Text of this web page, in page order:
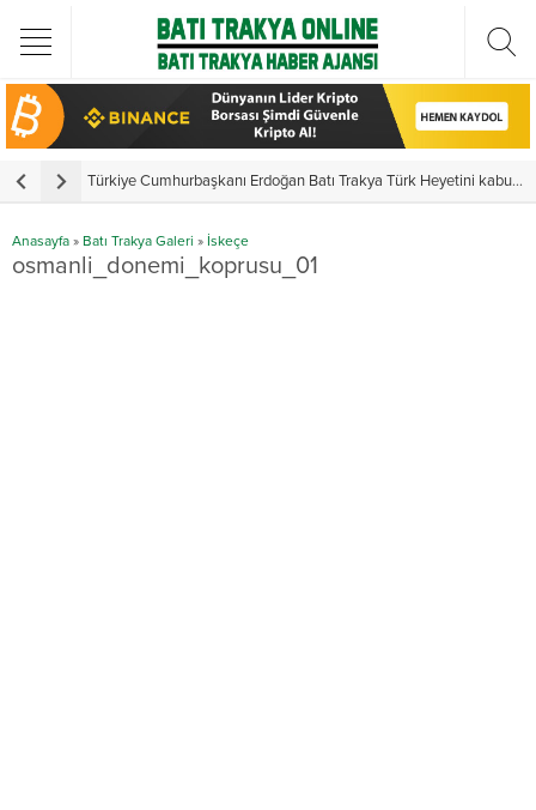
Türkiye Cumhurbaşkanı Erdoğan Batı Trakya Türk Heyetini kabul etti
Anasayfa » Batı Trakya Galeri » İskeçe
osmanli_donemi_koprusu_01